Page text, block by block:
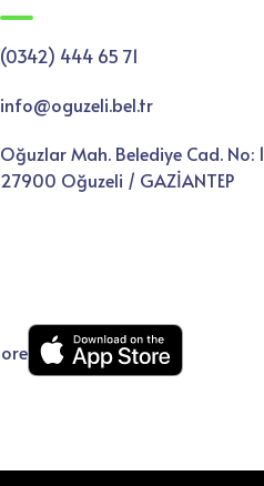
(0342) 444 65 71
info@oguzeli.bel.tr
Oğuzlar Mah. Belediye Cad. No: 1
27900 Oğuzeli / GAZİANTEP